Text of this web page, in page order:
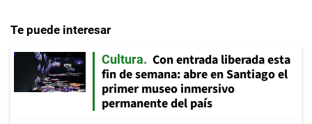
Te puede interesar
Cultura
Con entrada liberada esta
fin de semana: abre en Santiago el
primer museo inmersivo
permanente del país